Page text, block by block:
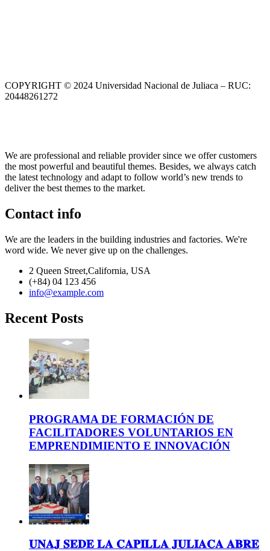
COPYRIGHT © 2024 Universidad Nacional de Juliaca – RUC:
20448261272
We are professional and reliable provider since we offer customers
the most powerful and beautiful themes. Besides, we always catch
the latest technology and adapt to follow world’s new trends to
deliver the best themes to the market.
Contact info
We are the leaders in the building industries and factories. We're
word wide. We never give up on the challenges.
2 Queen Street,California, USA
(+84) 04 123 456
info@example.com
Recent Posts
PROGRAMA DE FORMACIÓN DE
FACILITADORES VOLUNTARIOS EN
EMPRENDIMIENTO E INNOVACIÓN
𝐔𝐍𝐀𝐉 𝐒𝐄𝐃𝐄 𝐋𝐀 𝐂𝐀𝐏𝐈𝐋𝐋𝐀 𝐉𝐔𝐋𝐈𝐀𝐂𝐀 𝐀𝐁𝐑𝐄